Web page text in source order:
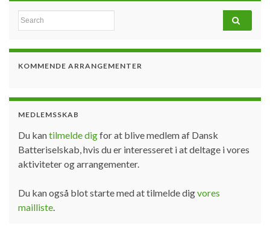
Search for:
KOMMENDE ARRANGEMENTER
MEDLEMSSKAB
Du kantilmelde digfor at blive medlem af Dansk
Batteriselskab, hvis du er interesseret i at deltage i vores
aktiviteter og arrangementer.
Du kan også blot starte med at tilmelde digvores
mailliste